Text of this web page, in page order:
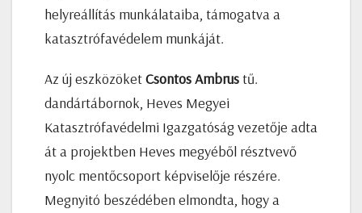
helyreállítás munkálataiba, támogatva a
katasztrófavédelem munkáját.
Az új eszközöketCsontos Ambrustű.
dandártábornok, Heves Megyei
Katasztrófavédelmi Igazgatóság vezetője adta
át a projektben Heves megyéből résztvevő
nyolc mentőcsoport képviselője részére.
Megnyitó beszédében elmondta, hogy a